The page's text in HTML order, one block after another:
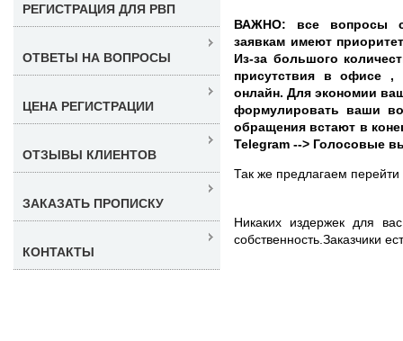
ВАЖНО: все вопросы
заявкам имеют
Из-за большого
присутствия в офисе
онлайн. Для экономии
формулировать ваши
обращения встают в
Telegram --> Голосовые
Так же предлагаем
Никаких издержек для
собственность.Заказчики
РЕГИСТРАЦИЯ ДЛЯ РВП
ОТВЕТЫ НА ВОПРОСЫ
ЦЕНА РЕГИСТРАЦИИ
ОТЗЫВЫ КЛИЕНТОВ
ЗАКАЗАТЬ ПРОПИСКУ
КОНТАКТЫ